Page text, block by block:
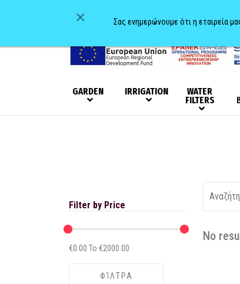
GARDEN IRRIGATION WATER
FILTERS
Filter by Price
€0.00 To €2000.00
No
× Σας ενημερώνουμε ότι η εταιρεία